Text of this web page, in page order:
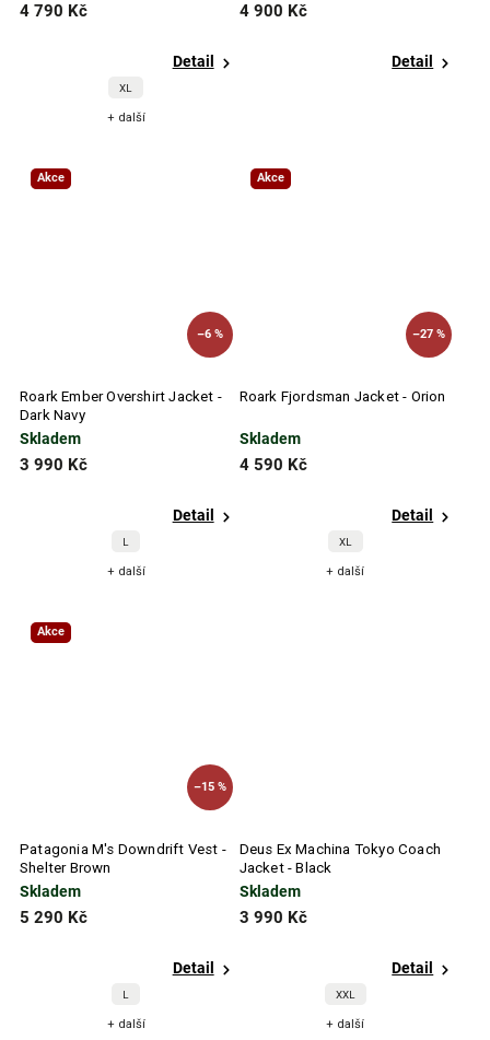
4 790 Kč
Detail
XL
+ další
4 900 Kč
Detail
Akce
–6 %
Roark Ember Overshirt Jacket -
Dark Navy
Skladem
3 990 Kč
Detail
L
+ další
Akce
–27 %
Roark Fjordsman Jacket - Orion
Skladem
4 590 Kč
Detail
XL
+ další
Akce
–15 %
Patagonia M's Downdrift Vest -
Shelter Brown
Skladem
5 290 Kč
Detail
L
+ další
Deus Ex Machina Tokyo Coach
Jacket - Black
Skladem
3 990 Kč
Detail
XXL
+ další